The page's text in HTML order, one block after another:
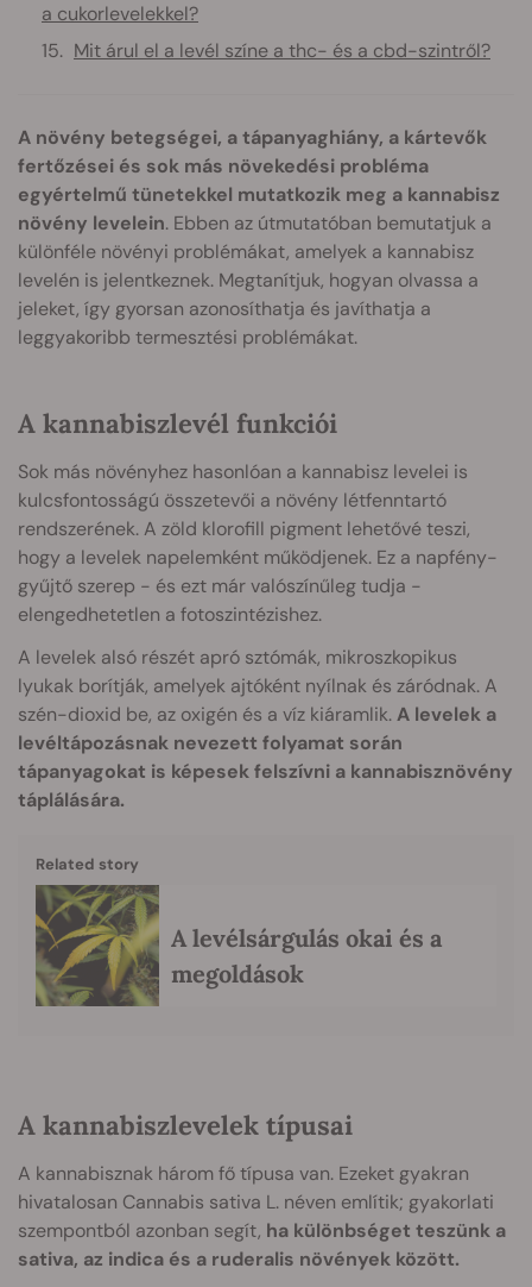
a cukorlevelekkel?
Mit árul el a levél színe a thc- és a cbd-szintről?
A növény betegségei, a tápanyaghiány, a kártevők
fertőzései és sok más növekedési probléma
egyértelmű tünetekkel mutatkozik meg a kannabisz
növény levelein. Ebben az útmutatóban bemutatjuk a
különféle növényi problémákat, amelyek a kannabisz
levelén is jelentkeznek. Megtanítjuk, hogyan olvassa a
jeleket, így gyorsan azonosíthatja és javíthatja a
leggyakoribb termesztési problémákat.
A kannabiszlevél funkciói
Sok más növényhez hasonlóan a kannabisz levelei is
kulcsfontosságú összetevői a növény létfenntartó
rendszerének. A zöld klorofill pigment lehetővé teszi,
hogy a levelek napelemként működjenek. Ez a napfény-
gyűjtő szerep - és ezt már valószínűleg tudja -
elengedhetetlen a fotoszintézishez.
A levelek alsó részét apró sztómák, mikroszkopikus
lyukak borítják, amelyek ajtóként nyílnak és záródnak. A
szén-dioxid be, az oxigén és a víz kiáramlik.A levelek a
levéltápozásnak nevezett folyamat során
tápanyagokat is képesek felszívni a kannabisznövény
táplálására.
Related story
A levélsárgulás okai és a
megoldások
A kannabiszlevelek típusai
A kannabisznak három fő típusa van. Ezeket gyakran
hivatalosan Cannabis sativa L. néven említik; gyakorlati
szempontból azonban segít, ha különbséget teszünk a
sativa, az indica és a ruderalis növények között.